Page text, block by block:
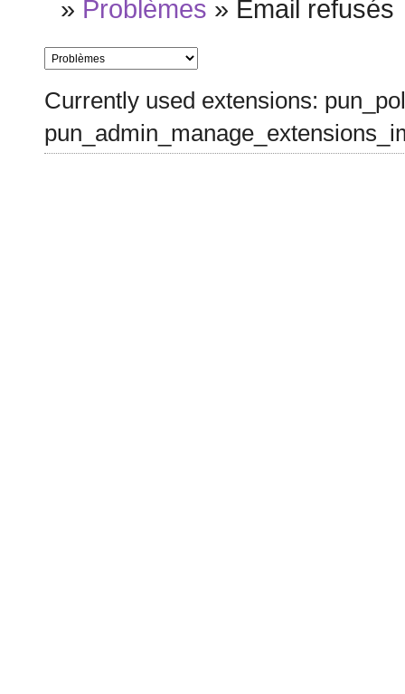
» Problèmes » Email refusés
Currently used extensions: